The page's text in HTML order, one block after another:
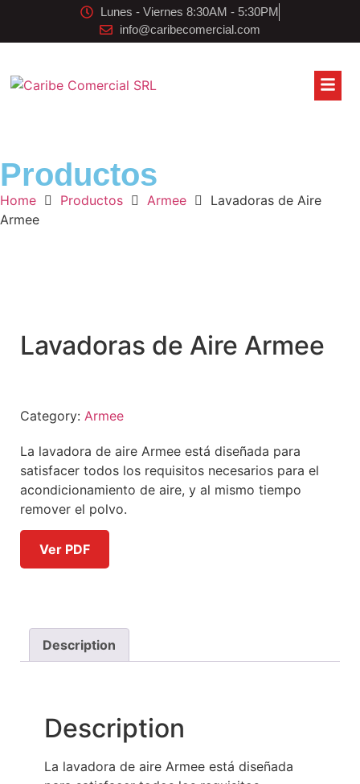
Lunes - Viernes 8:30AM - 5:30PM
info@caribecomercial.com
Productos
Home Productos Armee
Lavadoras de Aire
Armee
Lavadoras de Aire Armee
Category: Armee
La lavadora de aire Armee está diseñada para
satisfacer todos los requisitos necesarios para el
acondicionamiento de aire, y al mismo tiempo
remover el polvo.
Ver PDF
Description
Description
La lavadora de aire Armee está diseñada